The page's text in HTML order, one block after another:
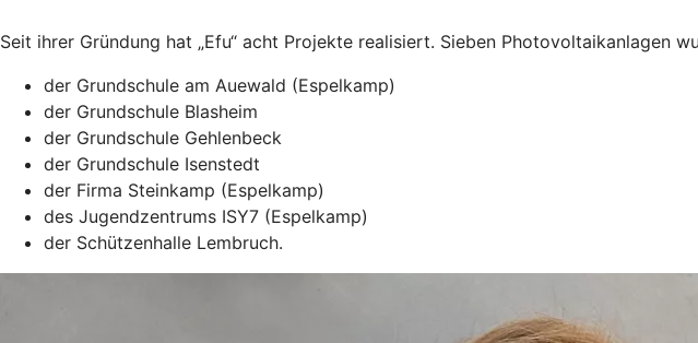
Seit ihrer Gründung hat „Efu“ acht Projekte realisiert. Sieben
der Grundschule am Auewald (Espelkamp)
der Grundschule Blasheim
der Grundschule Gehlenbeck
der Grundschule Isenstedt
der Firma Steinkamp (Espelkamp)
des Jugendzentrums ISY7 (Espelkamp)
der Schützenhalle Lembruch.